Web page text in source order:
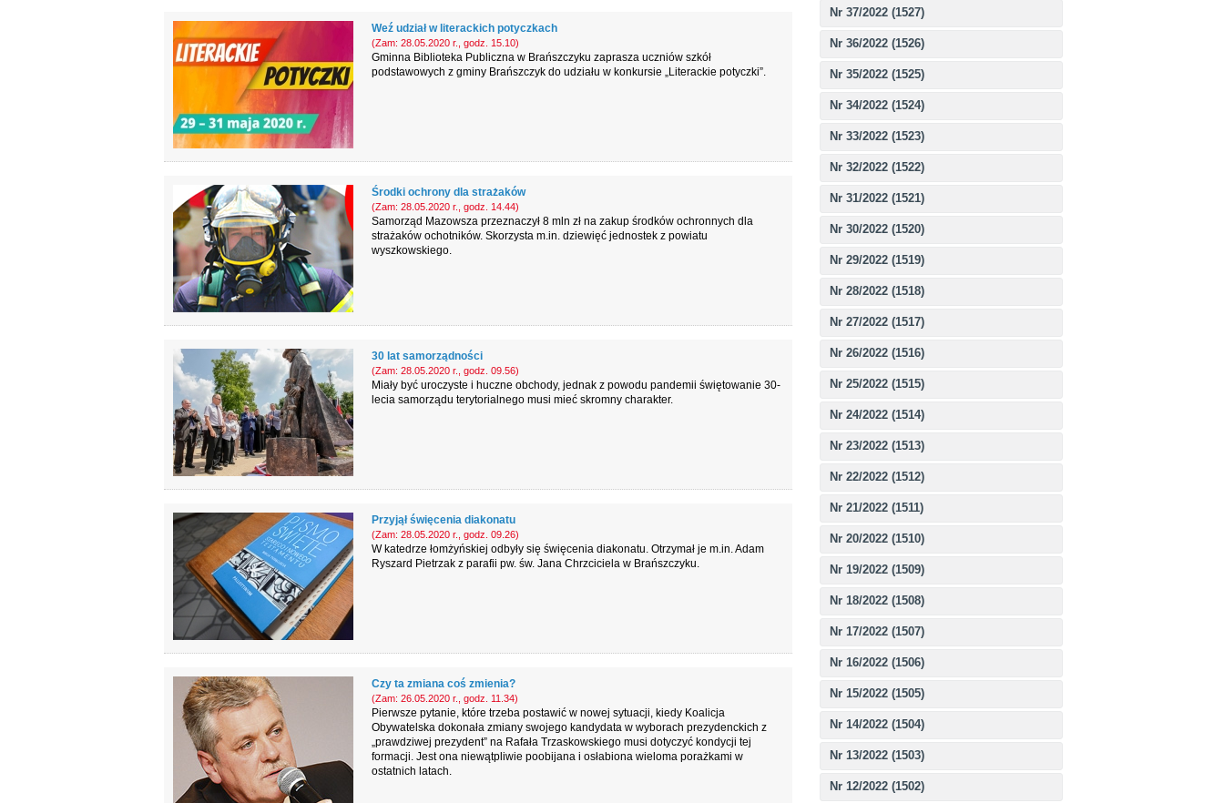
Nr 37/2022 (1527)
Nr 36/2022 (1526)
Nr 35/2022 (1525)
Nr 34/2022 (1524)
Nr 33/2022 (1523)
Nr 32/2022 (1522)
Nr 31/2022 (1521)
Nr 30/2022 (1520)
Nr 29/2022 (1519)
Nr 28/2022 (1518)
Nr 27/2022 (1517)
Nr 26/2022 (1516)
Nr 25/2022 (1515)
Nr 24/2022 (1514)
Nr 23/2022 (1513)
Nr 22/2022 (1512)
Nr 21/2022 (1511)
Nr 20/2022 (1510)
Nr 19/2022 (1509)
Nr 18/2022 (1508)
Nr 17/2022 (1507)
Nr 16/2022 (1506)
Nr 15/2022 (1505)
Nr 14/2022 (1504)
Nr 13/2022 (1503)
Nr 12/2022 (1502)
Weź udział w literackich potyczkach
(Zam: 28.05.2020 r., godz. 15.10)
Gminna Biblioteka Publiczna w Brańszczyku zaprasza uczniów szkół
podstawowych z gminy Brańszczyk do udziału w konkursie „Literackie potyczki”.
Środki ochrony dla strażaków
(Zam: 28.05.2020 r., godz. 14.44)
Samorząd Mazowsza przeznaczył 8 mln zł na zakup środków ochronnych dla
strażaków ochotników. Skorzysta m.in. dziewięć jednostek z powiatu
wyszkowskiego.
30 lat samorządności
(Zam: 28.05.2020 r., godz. 09.56)
Miały być uroczyste i huczne obchody, jednak z powodu pandemii świętowanie 30-
lecia samorządu terytorialnego musi mieć skromny charakter.
Przyjął święcenia diakonatu
(Zam: 28.05.2020 r., godz. 09.26)
W katedrze łomżyńskiej odbyły się święcenia diakonatu. Otrzymał je m.in. Adam
Ryszard Pietrzak z parafii pw. św. Jana Chrzciciela w Brańszczyku.
Czy ta zmiana coś zmienia?
(Zam: 26.05.2020 r., godz. 11.34)
Pierwsze pytanie, które trzeba postawić w nowej sytuacji, kiedy Koalicja
Obywatelska dokonała zmiany swojego kandydata w wyborach prezydenckich z
„prawdziwej prezydent” na Rafała Trzaskowskiego musi dotyczyć kondycji tej
formacji. Jest ona niewątpliwie poobijana i osłabiona wieloma porażkami w
ostatnich latach.